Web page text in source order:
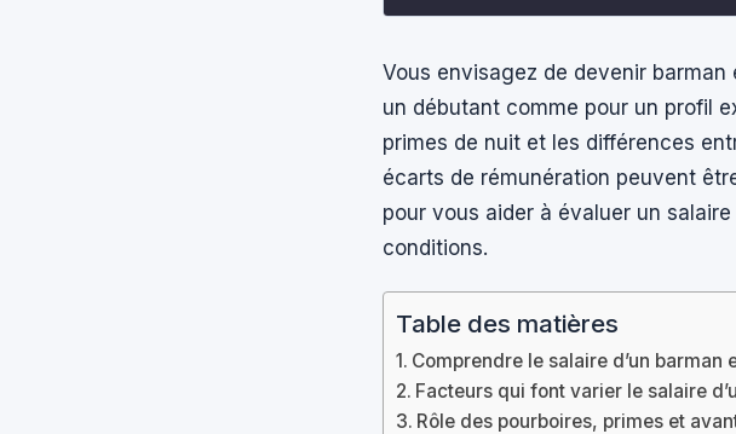
Vous envisagez de devenir
un débutant comme pour un profil
primes de nuit et les différences
écarts de rémunération peuvent
pour vous aider à évaluer un
conditions.
Table des matières
Comprendre le salaire d’un barman
Facteurs qui font varier le salaire
Rôle des pourboires, primes et